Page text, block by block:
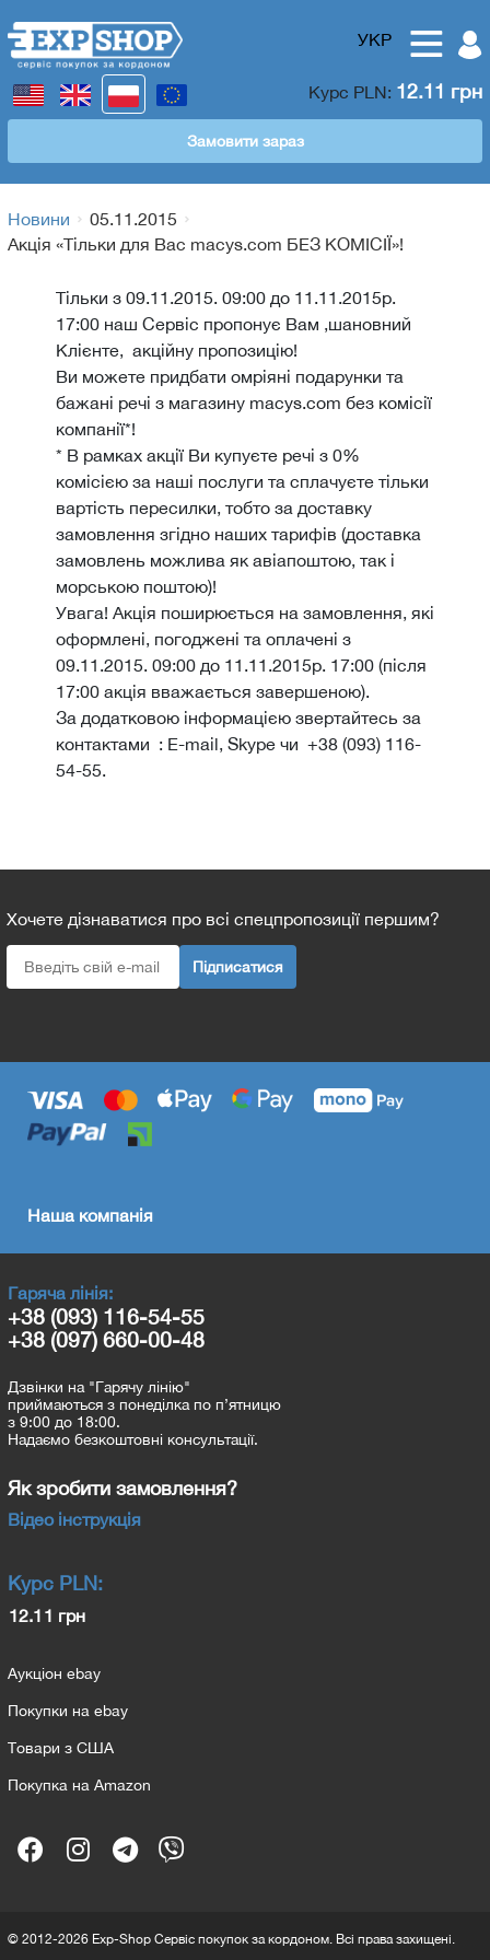
УКР
Курс PLN: 12.11 грн
Замовити зараз
Новини
05.11.2015
Акція «Тільки для Вас macys.com БЕЗ КОМІСІЇ»!
Тільки з 09.11.2015. 09:00 до 11.11.2015р.
17:00 наш Сервіс пропонує Вам ,шановний
Клієнте, акційну пропозицію!
Ви можете придбати омріяні подарунки та
бажані речі з магазину macys.com без комісії
компанії*!
* В рамках акції Ви купуєте речі з 0%
комісією за наші послуги та сплачуєте тільки
вартість пересилки, тобто за доставку
замовлення згідно наших тарифів (доставка
замовлень можлива як авіапоштою, так і
морською поштою)!
Увага! Акція поширюється на замовлення, які
оформлені, погоджені та оплачені з
09.11.2015. 09:00 до 11.11.2015р. 17:00 (після
17:00 акція вважається завершеною).
За додатковою інформацією звертайтесь за
контактами : E-mail, Skype чи +38 (093) 116-
54-55.
Хочете дізнаватися про всі спецпропозиції першим?
Підписатися
Наша компанія
Гаряча лінія:
+38 (093) 116-54-55
+38 (097) 660-00-48
Дзвінки на "Гарячу лінію"
приймаються з понеділка по п’ятницю
з 9:00 до 18:00.
Надаємо безкоштовні консультації.
Як зробити замовлення?
Відео інструкція
Курс PLN:
12.11 грн
Аукціон ebay
Покупки на ebay
Товари з США
Покупка на Amazon
© 2012-2026 Exp-Shop Сервіс покупок за кордоном. Всі права захищені.